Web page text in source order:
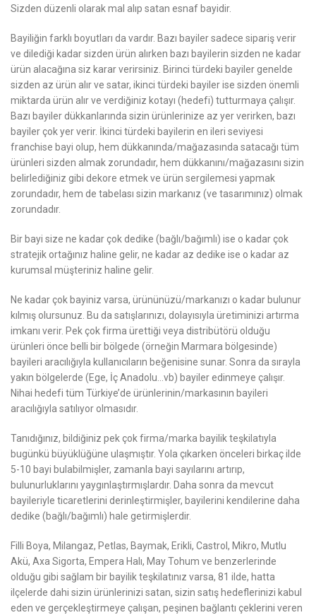
Sizden düzenli olarak mal alıp satan esnaf bayidir.
Bayiliğin farklı boyutları da vardır. Bazı bayiler sadece sipariş verir
ve dilediği kadar sizden ürün alırken bazı bayilerin sizden ne kadar
ürün alacağına siz karar verirsiniz. Birinci türdeki bayiler genelde
sizden az ürün alır ve satar, ikinci türdeki bayiler ise sizden önemli
miktarda ürün alır ve verdiğiniz kotayı (hedefi) tutturmaya çalışır.
Bazı bayiler dükkanlarında sizin ürünlerinize az yer verirken, bazı
bayiler çok yer verir. İkinci türdeki bayilerin en ileri seviyesi
franchise bayi olup, hem dükkanında/mağazasında satacağı tüm
ürünleri sizden almak zorundadır, hem dükkanını/mağazasını sizin
belirlediğiniz gibi dekore etmek ve ürün sergilemesi yapmak
zorundadır, hem de tabelası sizin markanız (ve tasarımınız) olmak
zorundadır.
Bir bayi size ne kadar çok dedike (bağlı/bağımlı) ise o kadar çok
stratejik ortağınız haline gelir, ne kadar az dedike ise o kadar az
kurumsal müşteriniz haline gelir.
Ne kadar çok bayiniz varsa, ürününüzü/markanızı o kadar bulunur
kılmış olursunuz. Bu da satışlarınızı, dolayısıyla üretiminizi artırma
imkanı verir. Pek çok firma ürettiği veya distribütörü olduğu
ürünleri önce belli bir bölgede (örneğin Marmara bölgesinde)
bayileri aracılığıyla kullanıcıların beğenisine sunar. Sonra da sırayla
yakın bölgelerde (Ege, İç Anadolu…vb) bayiler edinmeye çalışır.
Nihai hedefi tüm Türkiye’de ürünlerinin/markasının bayileri
aracılığıyla satılıyor olmasıdır.
Tanıdığınız, bildiğiniz pek çok firma/marka bayilik teşkilatıyla
bugünkü büyüklüğüne ulaşmıştır. Yola çıkarken önceleri birkaç ilde
5-10 bayi bulabilmişler, zamanla bayi sayılarını artırıp,
bulunurluklarını yaygınlaştırmışlardır. Daha sonra da mevcut
bayileriyle ticaretlerini derinleştirmişler, bayilerini kendilerine daha
dedike (bağlı/bağımlı) hale getirmişlerdir.
Filli Boya, Milangaz, Petlas, Baymak, Erikli, Castrol, Mikro, Mutlu
Akü, Axa Sigorta, Empera Halı, May Tohum ve benzerlerinde
olduğu gibi sağlam bir bayilik teşkilatınız varsa, 81 ilde, hatta
ilçelerde dahi sizin ürünlerinizi satan, sizin satış hedeflerinizi kabul
eden ve gerçekleştirmeye çalışan, peşinen bağlantı çeklerini veren